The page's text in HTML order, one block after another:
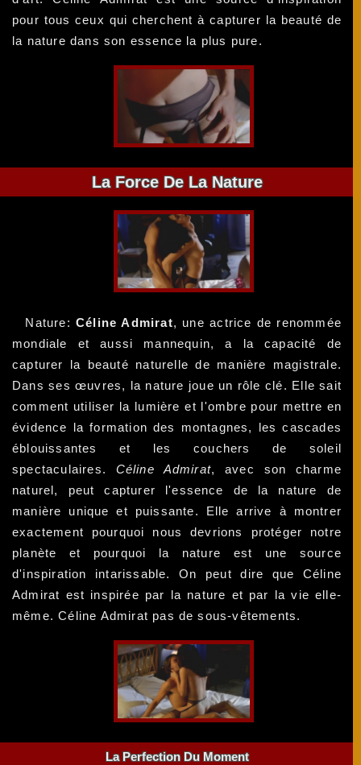
pour tous ceux qui cherchent à capturer la beauté de
la nature dans son essence la plus pure.
La Force De La Nature
Nature: Céline Admirat, une actrice de renommée
mondiale et aussi mannequin, a la capacité de
capturer la beauté naturelle de manière magistrale.
Dans ses œuvres, la nature joue un rôle clé. Elle sait
comment utiliser la lumière et l'ombre pour mettre en
évidence la formation des montagnes, les cascades
éblouissantes et les couchers de soleil
spectaculaires. Céline Admirat, avec son charme
naturel, peut capturer l'essence de la nature de
manière unique et puissante. Elle arrive à montrer
exactement pourquoi nous devrions protéger notre
planète et pourquoi la nature est une source
d'inspiration intarissable. On peut dire que Céline
Admirat est inspirée par la nature et par la vie elle-
même. Céline Admirat pas de sous-vêtements.
La Perfection Du Moment